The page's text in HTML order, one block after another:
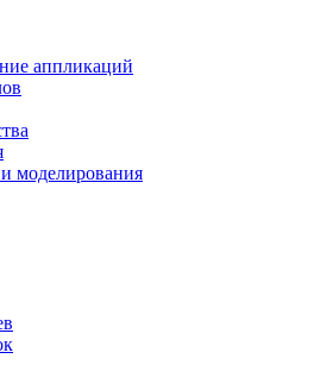
аппликаций
моделирования